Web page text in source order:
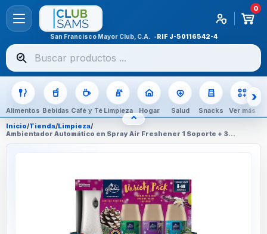
0
San Francisco Mayor Club, C.A. RIF J-50116542-4
Buscar
productos
Alimentos Bebidas Café y Té Limpieza Hogar Salud Snacks Ver más
⌃OCULTAR CATEGORÍAS
Inicio/Tienda/Limpieza/
Ambientador Automático en Spray Air Freshener 1 Soporte + 3